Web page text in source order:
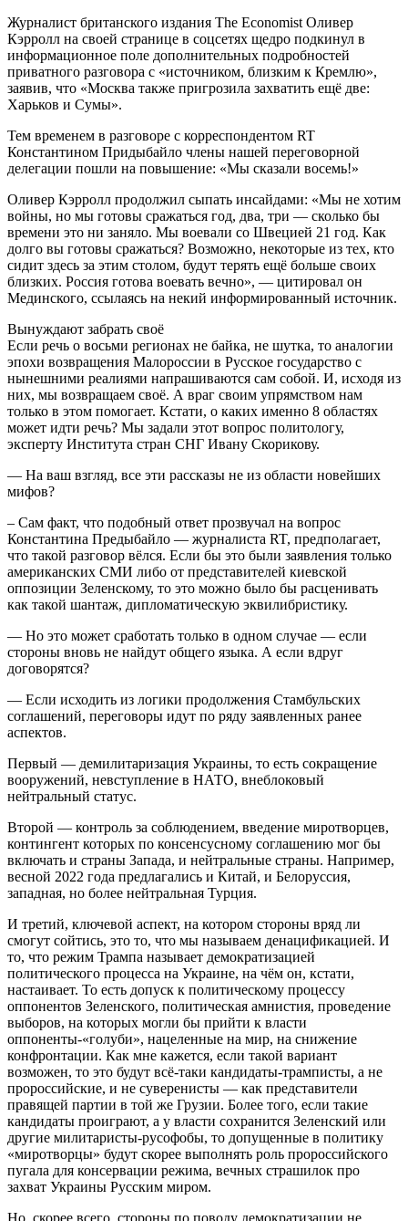
Журналист британского издания The Economist Оливер
Кэрролл на своей странице в соцсетях щедро подкинул в
информационное поле дополнительных подробностей
приватного разговора с «источником, близким к Кремлю»,
заявив, что «Москва также пригрозила захватить ещё две:
Харьков и Сумы».
Тем временем в разговоре с корреспондентом RT
Константином Придыбайло члены нашей переговорной
делегации пошли на повышение: «Мы сказали восемь!»
Оливер Кэрролл продолжил сыпать инсайдами: «Мы не хотим
войны, но мы готовы сражаться год, два, три — сколько бы
времени это ни заняло. Мы воевали со Швецией 21 год. Как
долго вы готовы сражаться? Возможно, некоторые из тех, кто
сидит здесь за этим столом, будут терять ещё больше своих
близких. Россия готова воевать вечно», — цитировал он
Мединского, ссылаясь на некий информированный источник.
Вынуждают забрать своё
Если речь о восьми регионах не байка, не шутка, то аналогии
эпохи возвращения Малороссии в Русское государство с
нынешними реалиями напрашиваются сам собой. И, исходя из
них, мы возвращаем своё. А враг своим упрямством нам
только в этом помогает. Кстати, о каких именно 8 областях
может идти речь? Мы задали этот вопрос политологу,
эксперту Института стран СНГ Ивану Скорикову.
— На ваш взгляд, все эти рассказы не из области новейших
мифов?
– Сам факт, что подобный ответ прозвучал на вопрос
Константина Предыбайло — журналиста RT, предполагает,
что такой разговор вёлся. Если бы это были заявления только
американских СМИ либо от представителей киевской
оппозиции Зеленскому, то это можно было бы расценивать
как такой шантаж, дипломатическую эквилибристику.
— Но это может сработать только в одном случае — если
стороны вновь не найдут общего языка. А если вдруг
договорятся?
— Если исходить из логики продолжения Стамбульских
соглашений, переговоры идут по ряду заявленных ранее
аспектов.
Первый — демилитаризация Украины, то есть сокращение
вооружений, невступление в НАТО, внеблоковый
нейтральный статус.
Второй — контроль за соблюдением, введение миротворцев,
контингент которых по консенсусному соглашению мог бы
включать и страны Запада, и нейтральные страны. Например,
весной 2022 года предлагались и Китай, и Белоруссия,
западная, но более нейтральная Турция.
И третий, ключевой аспект, на котором стороны вряд ли
смогут сойтись, это то, что мы называем денацификацией. И
то, что режим Трампа называет демократизацией
политического процесса на Украине, на чём он, кстати,
настаивает. То есть допуск к политическому процессу
оппонентов Зеленского, политическая амнистия, проведение
выборов, на которых могли бы прийти к власти
оппоненты-«голуби», нацеленные на мир, на снижение
конфронтации. Как мне кажется, если такой вариант
возможен, то это будут всё-таки кандидаты-трамписты, а не
пророссийские, и не суверенисты — как представители
правящей партии в той же Грузии. Более того, если такие
кандидаты проиграют, а у власти сохранится Зеленский или
другие милитаристы-русофобы, то допущенные в политику
«миротворцы» будут скорее выполнять роль пророссийского
пугала для консервации режима, вечных страшилок про
захват Украины Русским миром.
Но, скорее всего, стороны по поводу демократизации не